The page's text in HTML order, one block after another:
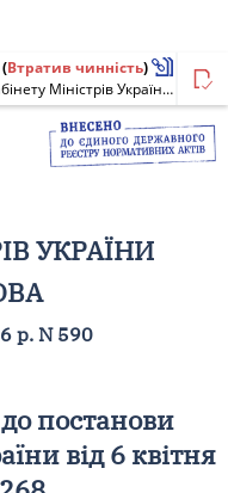
(Втратив чинність)
Про внесення змін до постанови Кабінету Міністрів України від 6 квітня 2016 р. N 268